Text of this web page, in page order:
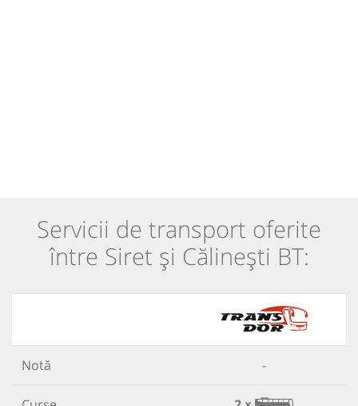
Servicii de transport oferite
între Siret și Călinești BT:
Notă -